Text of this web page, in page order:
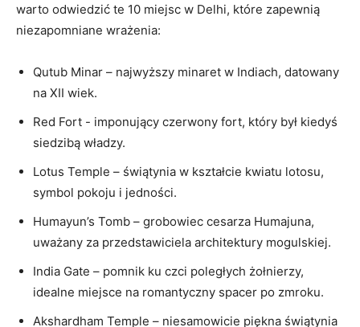
warto ⁢odwiedzić te 10 miejsc w Delhi, które zapewnią
niezapomniane wrażenia:
Qutub Minar – najwyższy minaret w Indiach, datowany
na XII wiek.
Red Fort -​ imponujący czerwony fort, który był kiedyś
siedzibą władzy.
Lotus Temple – świątynia w kształcie kwiatu lotosu,
symbol pokoju i jedności.
Humayun’s Tomb – grobowiec cesarza Humajuna,⁢
uważany za przedstawiciela ​architektury mogulskiej.
India Gate – pomnik ku czci poległych żołnierzy,
idealne miejsce na romantyczny spacer po zmroku.
Akshardham Temple – niesamowicie piękna ⁣świątynia